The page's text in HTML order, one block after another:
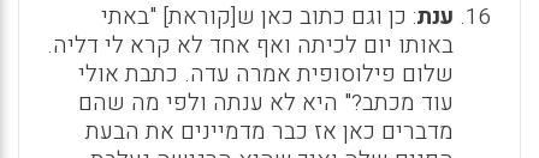
ענת: כן וגם כתוב כאן ש[קוראת] "באתי
באותו יום לכיתה ואף אחד לא קרא לי דליה.
שלום פילוסופית אמרה עדה. כתבת אולי
עוד מכתב?" היא לא ענתה ולפי מה שהם
מדברים כאן אז כבר מדמיינים את הבעת